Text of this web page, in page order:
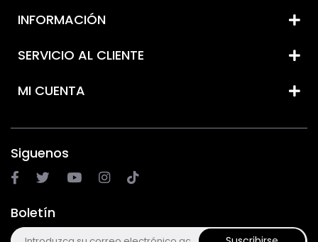
INFORMACIÓN
SERVICIO AL CLIENTE
MI CUENTA
Siguenos
Boletín